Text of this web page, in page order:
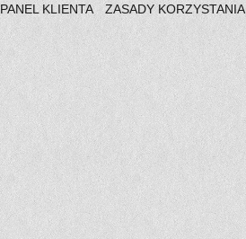
PANEL KLIENTA ZASADY KORZYSTANIA